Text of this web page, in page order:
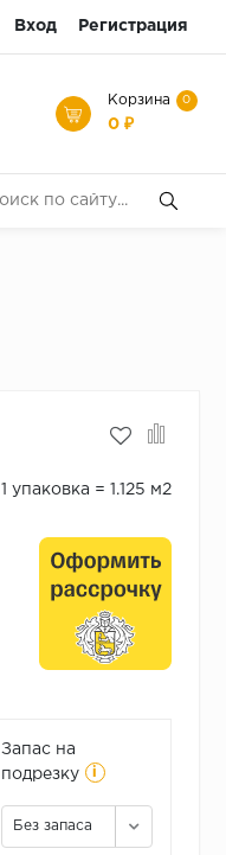
Вход Регистрация
Корзина 0
0 ₽
1 упаковка = 1.125 м2
Запас на
подрезку
i
Без запаса